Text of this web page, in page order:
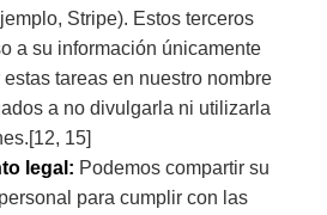
Stripe). Estos terceros
a su información únicamente
tareas en nuestro nombre
a no divulgarla ni utilizarla
15]
legal: Podemos compartir su
para cumplir con las